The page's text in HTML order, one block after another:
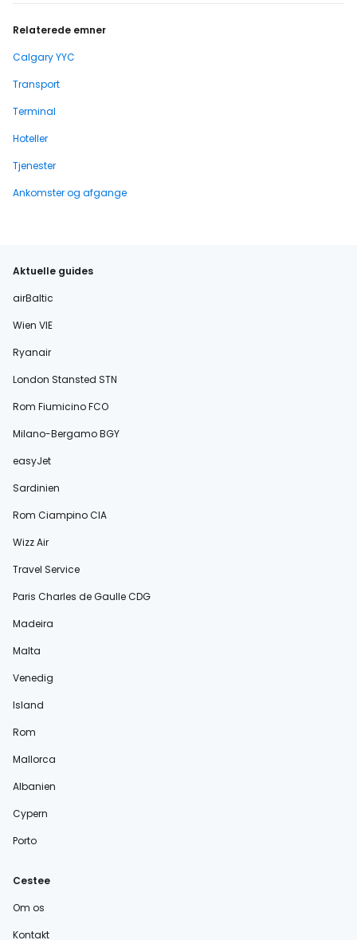
Relaterede emner
Calgary YYC
Transport
Terminal
Hoteller
Tjenester
Ankomster og afgange
Aktuelle guides
airBaltic
Wien VIE
Ryanair
London Stansted STN
Rom Fiumicino FCO
Milano-Bergamo BGY
easyJet
Sardinien
Rom Ciampino CIA
Wizz Air
Travel Service
Paris Charles de Gaulle CDG
Madeira
Malta
Venedig
Island
Rom
Mallorca
Albanien
Cypern
Porto
Cestee
Om os
Kontakt